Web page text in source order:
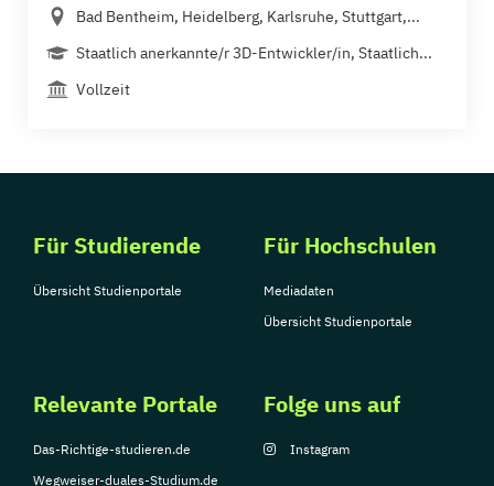
Bad Bentheim, Heidelberg, Karlsruhe, Stuttgart,...
Staatlich anerkannte/r 3D-Entwickler/in, Staatlich...
Vollzeit
Für Studierende
Übersicht Studienportale
Für Hochschulen
Mediadaten
Übersicht Studienportale
Relevante Portale
Das-Richtige-studieren.de
Wegweiser-duales-Studium.de
Folge uns auf
Instagram